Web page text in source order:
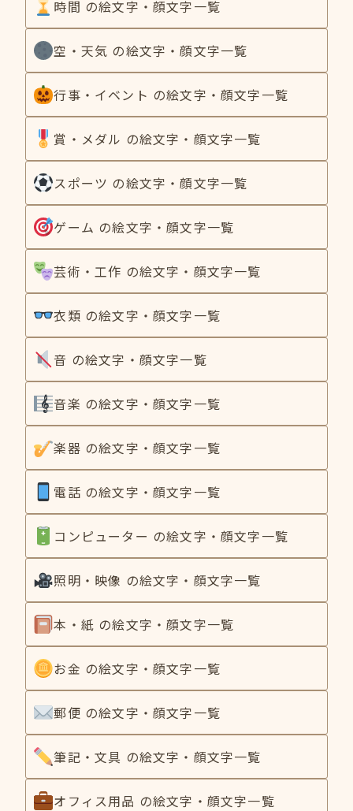
時間 の絵文字・顔文字一覧
空・天気 の絵文字・顔文字一覧
行事・イベント の絵文字・顔文字一覧
賞・メダル の絵文字・顔文字一覧
スポーツ の絵文字・顔文字一覧
ゲーム の絵文字・顔文字一覧
芸術・工作 の絵文字・顔文字一覧
衣類 の絵文字・顔文字一覧
音 の絵文字・顔文字一覧
音楽 の絵文字・顔文字一覧
楽器 の絵文字・顔文字一覧
電話 の絵文字・顔文字一覧
コンピューター の絵文字・顔文字一覧
照明・映像 の絵文字・顔文字一覧
本・紙 の絵文字・顔文字一覧
お金 の絵文字・顔文字一覧
郵便 の絵文字・顔文字一覧
筆記・文具 の絵文字・顔文字一覧
オフィス用品 の絵文字・顔文字一覧